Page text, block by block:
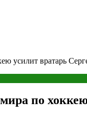
усилит вратарь
по